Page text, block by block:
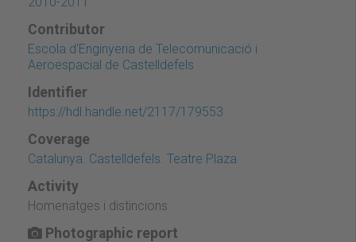
Contributor
Escola d'Enginyeria de Telecomunicació i
Aeroespacial de Castelldefels
Identifier
https://hdl.handle.net/2117/179553
Coverage
Catalunya. Castelldefels. Teatre Plaza
Activity
Homenatges i distincions
Photographic report